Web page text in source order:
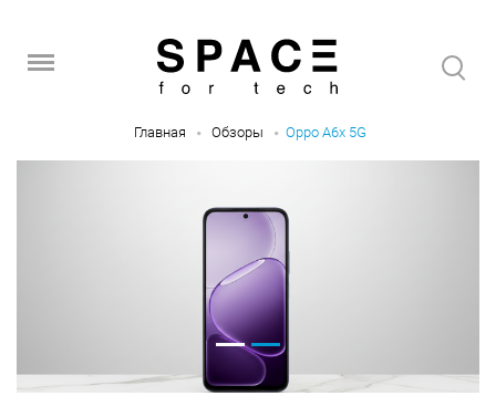
Главная Обзоры Oppo A6x 5G